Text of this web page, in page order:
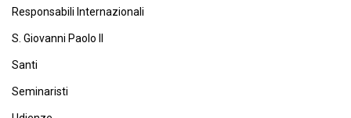
Responsabili Internazionali
S. Giovanni Paolo II
Santi
Seminaristi